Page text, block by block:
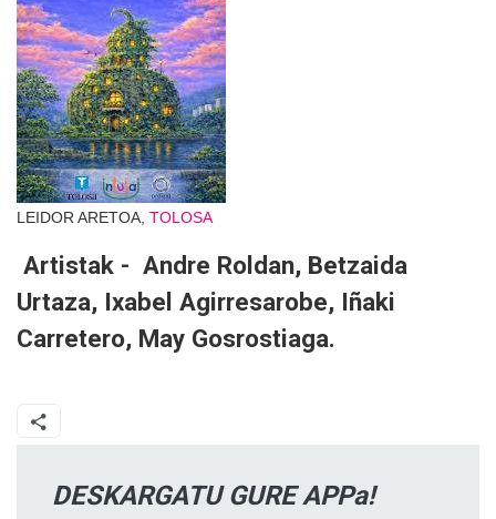
LEIDOR ARETOA, TOLOSA
Artistak - Andre Roldan, Betzaida
Urtaza, Ixabel Agirresarobe, Iñaki
Carretero, May Gosrostiaga.
DESKARGATU GURE APPa!